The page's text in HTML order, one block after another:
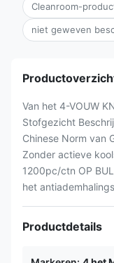
Cleanroom-
niet geweven
Van het 4-VOUW
Stofgezicht
Chinese Norm van
Zonder actieve
1200pc/ctn OP
het
Productdetails